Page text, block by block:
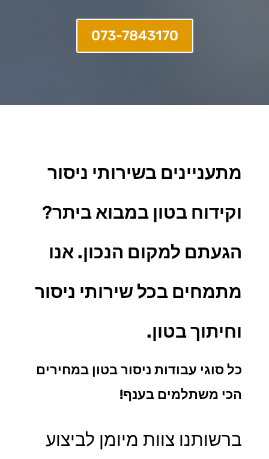
073-7843170
מתעניינים בשירותי ניסור
וקידוח בטון במבוא ביתר?
הגעתם למקום הנכון. אנו
מתמחים בכל שירותי ניסור
וחיתוך בטון.
כל סוגי עבודות ניסור בטון במחירים
הכי משתלמים בענף!
ברשותנו צוות מיומן לביצוע